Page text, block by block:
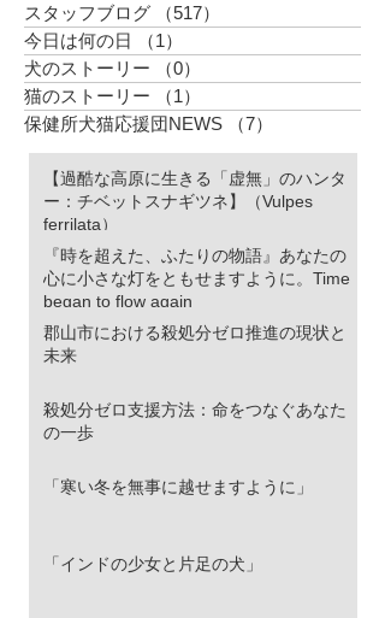
はチベットスナギツネ（Vulpes ferrilata）。
チベットスナギツネ 人間の感情をすべて削
ぎ落としたかのようなその「虚無の眼差
し」は、SNSでユーモラスなミームとして
愛されています。しかし、この唯一無二の
存のための究極のデザイン」なのです。 特
徴的な四角い顔は、決して愛嬌のためでは
ありません。 高原の激しい嵐や、骨を刺す
ような寒さから頭部を守るため、彼らの頭
部は極厚の冬毛で覆われています。さら
に、強烈な紫外線と吹きすさぶ砂埃から眼
球を守るため、その目は細く、鋭く進化し
ました。 彼らはこの寡黙な表情のまま、荒
ターゲットは高原の生態系を支える「高原
ナキウサギ（ピカ）」。チベットスナギツ
スタッフブログ （517）
今日は何の日
（1）
犬のストーリー
（0）
猫のストーリー
（1）
保健所犬猫応援団NEWS
（7）
【過酷な高原に生きる「虚無」のハンタ
ー：チベットスナギツネ】（Vulpes
ferrilata）
『時を超えた、ふたりの物語』あなたの
心に小さな灯をともせますように。Time
began to flow again
郡山市における殺処分ゼロ推進の現状と
未来
殺処分ゼロ支援方法：命をつなぐあなた
の一歩
「寒い冬を無事に越せますように」
「インドの少女と片足の犬」